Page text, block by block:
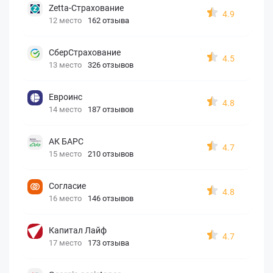
Zetta-Страхование
12 место 162 отзыва
4.9
СберСтрахование
13 место 326 отзывов
4.5
Евроинс
14 место 187 отзывов
4.8
АК БАРС
15 место 210 отзывов
4.7
Согласие
16 место 146 отзывов
4.8
Капитал Лайф
17 место 173 отзыва
4.7